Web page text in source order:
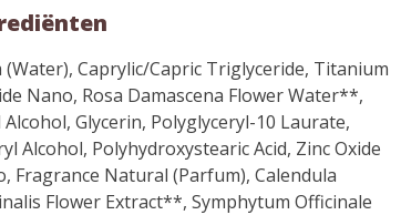
(Water), Caprylic/Capric Triglyceride, Titanium
Nano, Rosa Damascena Flower Water**,
Alcohol, Glycerin, Polyglyceryl-10 Laurate,
Alcohol, Polyhydroxystearic Acid, Zinc Oxide
Fragrance Natural (Parfum), Calendula
Flower Extract**, Symphytum Officinale